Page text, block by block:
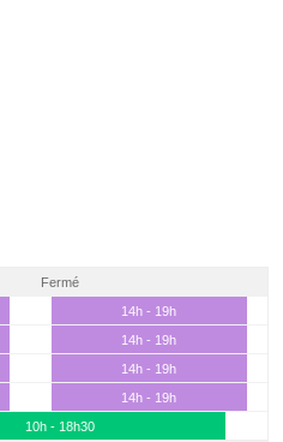
Fermé
14h - 19h
14h - 19h
14h - 19h
14h - 19h
10h - 18h30